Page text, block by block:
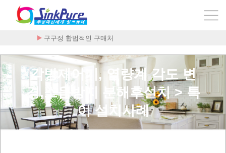
구구정 합법적인 구매처
플라케닐 - 하이드록시클로로퀸 200mg x …
각방제어기, 열량계 각도 변
경,소음방지 분해후설치 > 특
이 설치사례